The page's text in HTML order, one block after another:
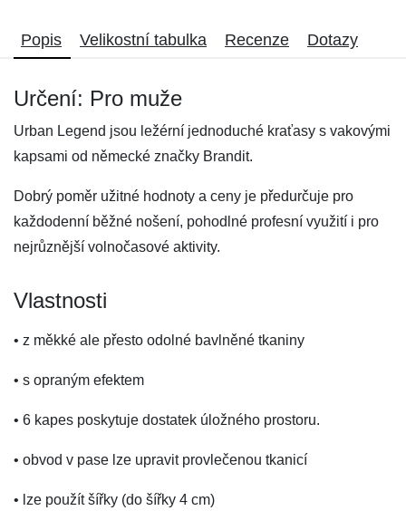
Popis Velikostní tabulka Recenze Dotazy
Určení: Pro muže
Urban Legend jsou ležérní jednoduché kraťasy s vakovými
kapsami od německé značky Brandit.
Dobrý poměr užitné hodnoty a ceny je předurčuje pro
každodenní běžné nošení, pohodlné profesní využití i pro
nejrůznější volnočasové aktivity.
Vlastnosti
• z měkké ale přesto odolné bavlněné tkaniny
• s opraným efektem
• 6 kapes poskytuje dostatek úložného prostoru.
• obvod v pase lze upravit provlečenou tkanicí
• lze použít šířky (do šířky 4 cm)